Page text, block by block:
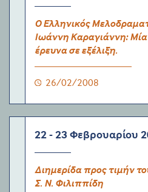
Ο Ελληνικός
Ιωάννη Καραγιάννη: Μία
έρευνα σε εξέλιξη.
26/02/2008
22 - 23 Φεβρουαρίου
Διημερίδα πρoς τιμήν
Σ. Ν. Φιλιππίδη